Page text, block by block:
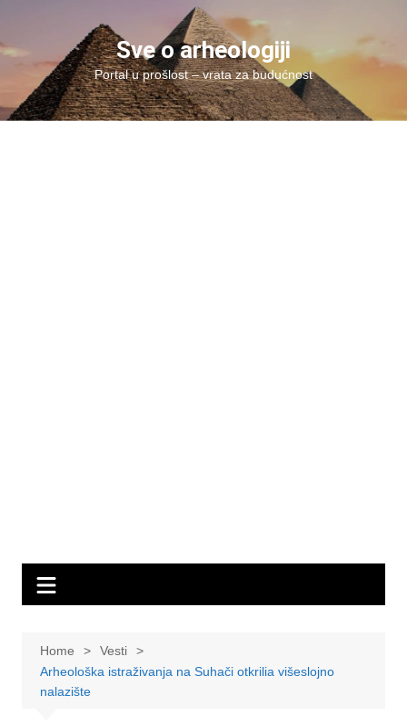
content
Sve o arheologiji
Portal u prošlost – vrata za budućnost
Home
Vesti
Arheološka istraživanja na Suhači otkrilia višeslojno
nalazište